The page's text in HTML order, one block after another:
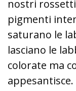
nostri
pigmenti
saturano le
lasciano le
colorate ma
appesantisce.